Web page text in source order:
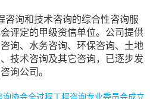
询和技术咨询的综合性咨询服
评定的甲级资信单位。公司提供
询、水务咨询、环保咨询、土地
技术咨询及其它咨询，已逐步发
询公司。
协会全过程工程咨询专业委员会成立